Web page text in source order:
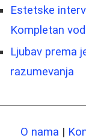
Estetske
Kompletan
Ljubav prema
razumevanja
O nama |